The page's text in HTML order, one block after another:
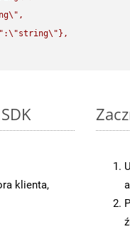
\" ,
:\"string\" },
klienta,